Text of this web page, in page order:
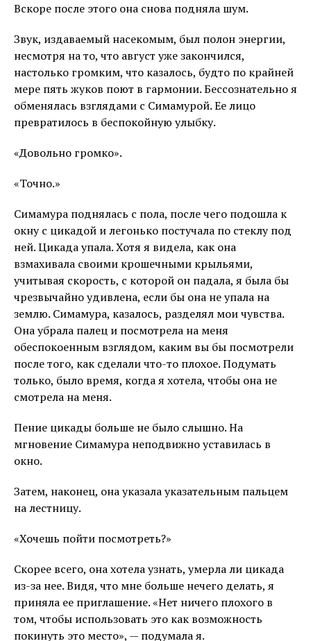
Вскоре после этого она снова подняла шум.
Звук, издаваемый насекомым, был полон энергии,
несмотря на то, что август уже закончился,
настолько громким, что казалось, будто по крайней
мере пять жуков поют в гармонии. Бессознательно я
обменялась взглядами с Симамурой. Ее лицо
превратилось в беспокойную улыбку.
«Довольно громко».
«Точно.»
Симамура поднялась с пола, после чего подошла к
окну с цикадой и легонько постучала по стеклу под
ней. Цикада упала. Хотя я видела, как она
взмахивала своими крошечными крыльями,
учитывая скорость, с которой он падала, я была бы
чрезвычайно удивлена, если бы она не упала на
землю. Симамура, казалось, разделял мои чувства.
Она убрала палец и посмотрела на меня
обеспокоенным взглядом, каким вы бы посмотрели
после того, как сделали что-то плохое. Подумать
только, было время, когда я хотела, чтобы она не
смотрела на меня.
Пение цикады больше не было слышно. На
мгновение Симамура неподвижно уставилась в
окно.
Затем, наконец, она указала указательным пальцем
на лестницу.
«Хочешь пойти посмотреть?»
Скорее всего, она хотела узнать, умерла ли цикада
из-за нее. Видя, что мне больше нечего делать, я
приняла ее приглашение. «Нет ничего плохого в
том, чтобы использовать это как возможность
покинуть это место», — подумала я.